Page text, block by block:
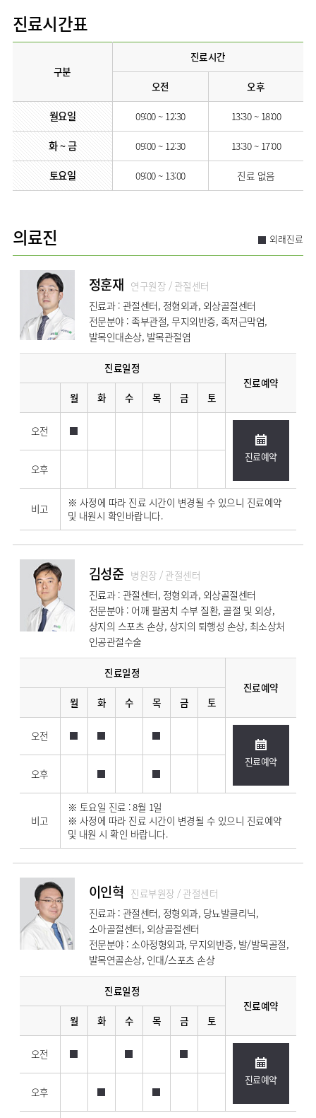
진료시간표
구분
진료시간
오전 오후
월요일 09:00 ~ 12:30 13:30 ~ 18:00
화 ~ 금 09:00 ~ 12:30 13:30 ~ 17:00
토요일 09:00 ~ 13:00 진료 없음
의료진 외래진료
정훈재 연구원장 / 관절센터
진료과 : 관절센터, 정형외과, 외상골절센터
전문분야 : 족부관절, 무지외반증, 족저근막염,
발목인대손상, 발목관절염
진료일정
진료예약
월
화 수 목 금 토
오전
진료예약
오후
비고
※ 사정에 따라 진료 시간이 변경될 수 있으니 진료예약
및 내원시 확인바랍니다.
김성준 병원장 / 관절센터
진료과 : 관절센터, 정형외과, 외상골절센터
전문분야 : 어깨 팔꿈치 수부 질환, 골절 및 외상,
상지의 스포츠 손상, 상지의 퇴행성 손상, 최소상처
인공관절수술
진료일정
진료예약
월
화 수 목 금 토
오전
진료예약
오후
비고
※ 토요일 진료 : 8월 1일
※ 사정에 따라 진료 시간이 변경될 수 있으니 진료예약
및 내원 시 확인 바랍니다.
이인혁 진료부원장 / 관절센터
진료과 : 관절센터, 정형외과, 당뇨발클리닉,
소아골절센터, 외상골절센터
전문분야 : 소아정형외과, 무지외반증, 발/발목골절,
발목연골손상, 인대/스포츠 손상
진료일정
진료예약
월
화 수 목 금 토
오전
진료예약
오후